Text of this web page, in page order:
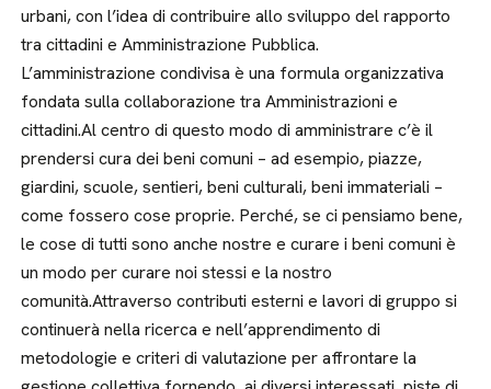
urbani, con l’idea di contribuire allo sviluppo del rapporto
tra cittadini e Amministrazione Pubblica.
L’amministrazione condivisa è una formula organizzativa
fondata sulla collaborazione tra Amministrazioni e
cittadini.Al centro di questo modo di amministrare c’è il
prendersi cura dei beni comuni – ad esempio, piazze,
giardini, scuole, sentieri, beni culturali, beni immateriali –
come fossero cose proprie. Perché, se ci pensiamo bene,
le cose di tutti sono anche nostre e curare i beni comuni è
un modo per curare noi stessi e la nostro
comunità.Attraverso contributi esterni e lavori di gruppo si
continuerà nella ricerca e nell’apprendimento di
metodologie e criteri di valutazione per affrontare la